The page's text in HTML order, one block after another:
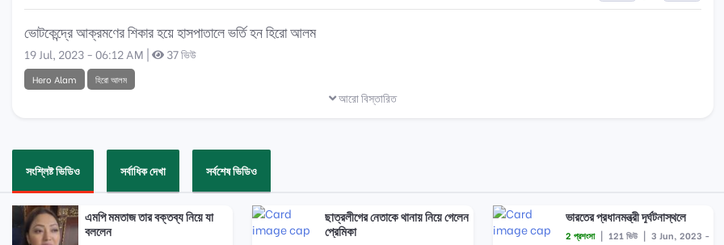
ভোটকেন্দ্রে আক্রমণের শিকার হয়ে হাসপাতালে ভর্তি হন হিরো আলম
19 Jul, 2023 - 06:12 AM | 37 ভিউ
Hero Alam হিরো আলম
আরো বিস্তারিত
সংশ্লিষ্ট ভিডিও সর্বাধিক দেখা সর্বশেষ ভিডিও
এমপি মমতাজ তার বক্তব্য নিয়ে যা
বললেন
ছাত্রলীগের নেতাকে থানায় নিয়ে গেলেন
প্রেমিকা
ভারতের প্রধানমন্ত্রী দূর্ঘটনাস্থলে
2 প্রশংসা | 121 ভিউ | 3 Jun, 2023 -